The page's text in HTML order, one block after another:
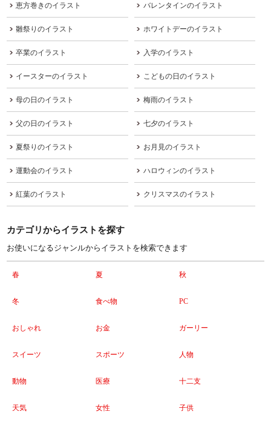
恵方巻きのイラスト バレンタインのイラスト
雛祭りのイラスト ホワイトデーのイラスト
卒業のイラスト 入学のイラスト
イースターのイラスト こどもの日のイラスト
母の日のイラスト 梅雨のイラスト
父の日のイラスト 七夕のイラスト
夏祭りのイラスト お月見のイラスト
運動会のイラスト ハロウィンのイラスト
紅葉のイラスト クリスマスのイラスト
カテゴリからイラストを探す
お使いになるジャンルからイラストを検索できます
春 夏 秋
冬 食べ物 PC
おしゃれ お金 ガーリー
スイーツ スポーツ 人物
動物 医療 十二支
天気 女性 子供